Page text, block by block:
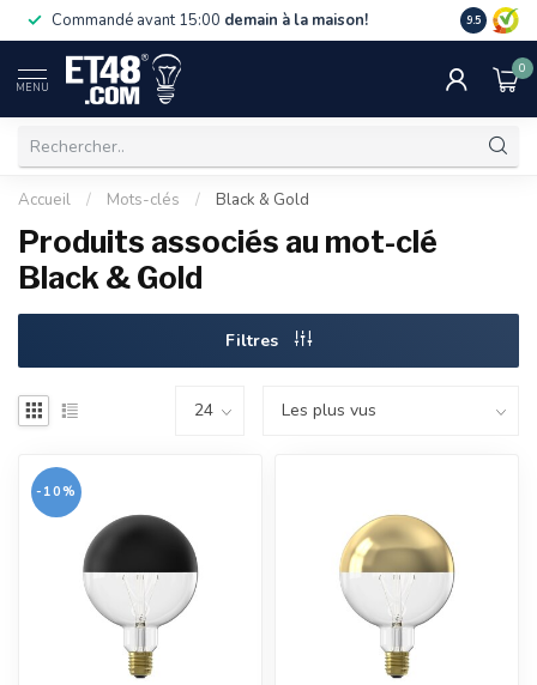
Commandé avant 15:00 demain à la maison! La
de 75 €.
9.5
MENU
0
Accueil / Mots-clés / Black & Gold
Produits associés au mot-clé
Black & Gold
Filtres
-10%